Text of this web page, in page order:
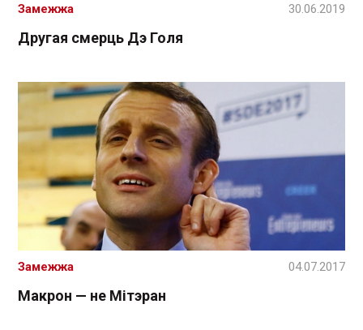
Другая смерць Дэ Голя
Замежжа 30.06.2019
Макрон — не Мітэран
Замежжа 04.07.2017